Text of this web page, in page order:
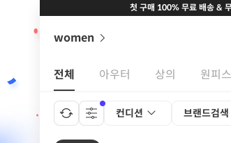
첫 구매 100% 무료 배송 &
women
전체 아우터 상의 원피스
컨디션 브랜드검색